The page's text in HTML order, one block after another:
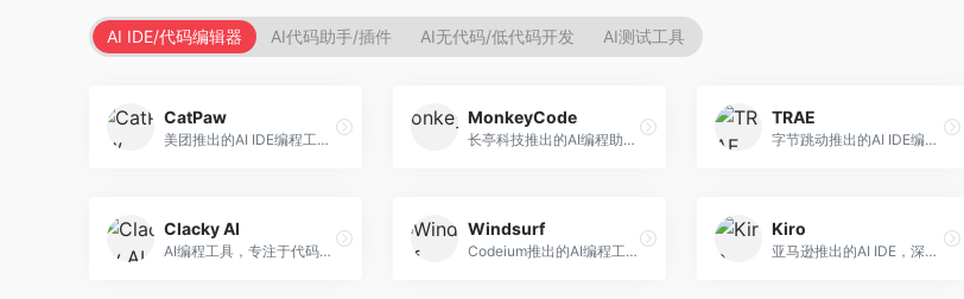
AI IDE/代码编辑器 AI代码助手/插件 AI无代码/低代码开发 AI测试工具
CatPaw
美团推出的AI IDE编程工具，专注于本地开发生态。面向开发者，提供智能代码补全、代码生成、项目管理等服务，本地开发体验好。
MonkeyCode
长亭科技推出的AI编程助手，专注于安全开发。面向开发者，提供代码生成、安全检测、漏洞修复等服务，安全开发能力强。
TRAE
字节跳动推出的AI IDE编程工具，深度集成大模型能力。面向开发者，提供智能代码补全、代码解释、重构优化等服务，编程效率显著提升。
Clacky AI
AI编程工具，专注于代码智能生成与优化。面向开发者，提供代码生成、代码重构、错误修复等服务，编程效率高。
Windsurf
Codeium推出的AI编程工具，专注于代码智能辅助。面向开发者，提供代码补全、代码生成、代码解释等服务，多语言支持完善。
Kiro
亚马逊推出的AI IDE，深度整合AWS云服务。面向AWS开发者，提供代码生成、云服务集成、部署自动化等服务，与AWS生态无缝衔接。